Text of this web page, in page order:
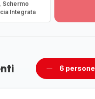
Schermo
Integrata
gamma
-
Rimuovi
6 persone